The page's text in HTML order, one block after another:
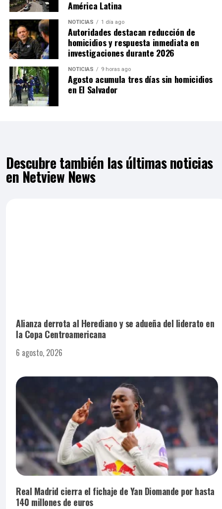
América Latina
NOTICIAS 1 día ago
Autoridades destacan reducción de
homicidios y respuesta inmediata en
investigaciones durante 2026
NOTICIAS 9 horas ago
Agosto acumula tres días sin homicidios
en El Salvador
Descubre también las últimas noticias
en Netview News
Alianza derrota al Herediano y se adueña del liderato en
la Copa Centroamericana
6 agosto, 2026
Real Madrid cierra el fichaje de Yan Diomande por hasta
140 millones de euros